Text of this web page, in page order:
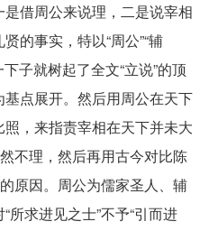
借周公来说理，二是说宰相
的事实，特以“周公”“辅
子就树起了全文“立说”的顶
点展开。然后用周公在天下
，来指责宰相在天下并未大
不理，然后再用古今对比陈
原因。周公为儒家圣人、辅
所求进见之士”不予“引而进